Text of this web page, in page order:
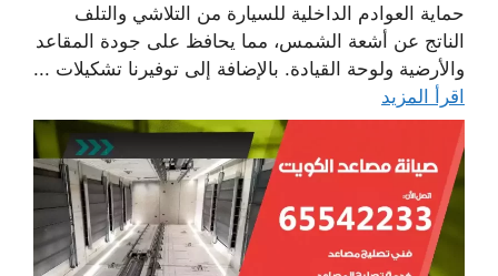
حماية العوادم الداخلية للسيارة من التلاشي والتلف
الناتج عن أشعة الشمس، مما يحافظ على جودة المقاعد
والأرضية ولوحة القيادة. بالإضافة إلى توفيرنا تشكيلات ...
اقرأ المزيد